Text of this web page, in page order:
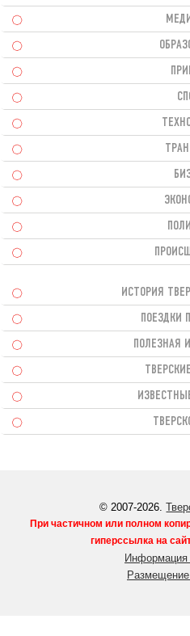
ИСТОРИЯ
ПОЕЗДКИ
ПОЛЕЗНАЯ
© 2007-2026.
При частичном или полном
гиперссылка на
Информация